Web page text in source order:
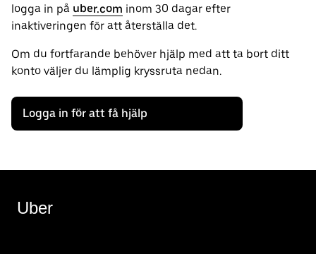
logga in på uber.com inom 30 dagar efter
inaktiveringen för att återställa det.
Om du fortfarande behöver hjälp med att ta bort ditt
konto väljer du lämplig kryssruta nedan.
Logga in för att få hjälp
Uber